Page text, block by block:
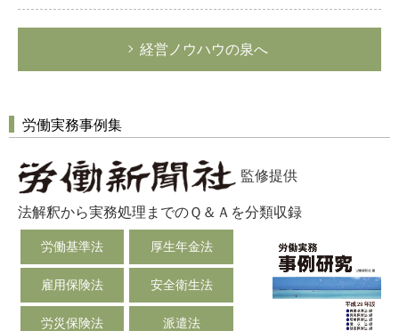
経営ノウハウの泉へ
労働実務事例集
監修提供
法解釈から実務処理までのＱ＆Ａを分類収録
労働基準法 厚生年金法
雇用保険法 安全衛生法
労災保険法 派遣法